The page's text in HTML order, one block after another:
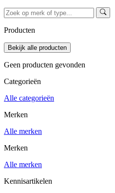
Producten
Geen producten gevonden
Categorieën
Alle categorieën
Merken
Alle merken
Merken
Alle merken
Kennisartikelen